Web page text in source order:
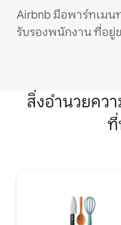
Airbnb มีอพาร์ทเมน
รับรองพนักงาน ที่อยู่
สิ่งอำนวยคว
ที่